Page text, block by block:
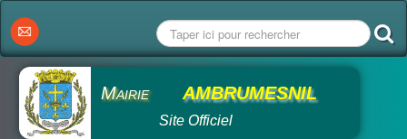
Mairie AMBRUMESNIL
Site Officiel